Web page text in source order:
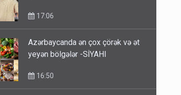
17:06
Azərbaycanda ən çox çörək və ət
yeyən bölgələr -SİYAHI
16:50